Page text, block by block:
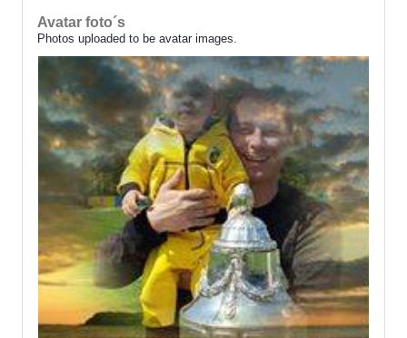
Avatar foto´s
Photos uploaded to be avatar images.